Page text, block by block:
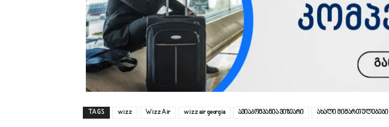
TAGS wizz Wizz Air wizz air georgia ავიაკომპანია ვიზეარი ახალი მიმართულებები